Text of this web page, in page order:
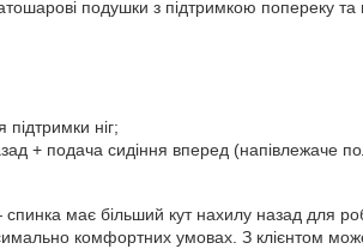
подушки з підтримкою попереку
ніг;
+ подача сидіння вперед (напівлежаче
спинка має більший кут нахилу назад для
комфортних умовах. З клієнтом